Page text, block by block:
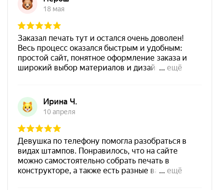
от 550
Печать ООО № Р103
700
Штемпельная подушка
1800